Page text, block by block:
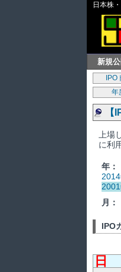
日本株
新規
IPO
年
【
上場
に利
年：
月：
IPO
日